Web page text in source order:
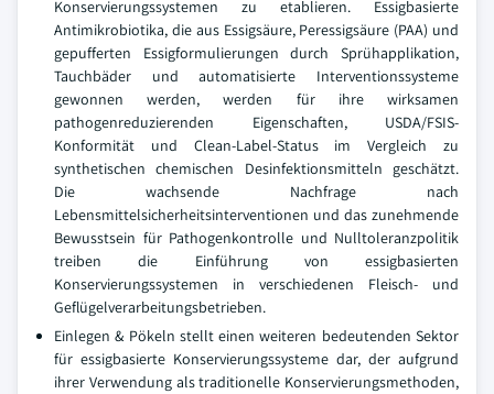
Konservierungssystemen zu etablieren. Essigbasierte
Antimikrobiotika, die aus Essigsäure, Peressigsäure (PAA) und
gepufferten Essigformulierungen durch Sprühapplikation,
Tauchbäder und automatisierte Interventionssysteme
gewonnen werden, werden für ihre wirksamen
pathogenreduzierenden Eigenschaften, USDA/FSIS-
Konformität und Clean-Label-Status im Vergleich zu
synthetischen chemischen Desinfektionsmitteln geschätzt.
Die wachsende Nachfrage nach
Lebensmittelsicherheitsinterventionen und das zunehmende
Bewusstsein für Pathogenkontrolle und Nulltoleranzpolitik
treiben die Einführung von essigbasierten
Konservierungssystemen in verschiedenen Fleisch- und
Geflügelverarbeitungsbetrieben.
Einlegen & Pökeln stellt einen weiteren bedeutenden Sektor
für essigbasierte Konservierungssysteme dar, der aufgrund
ihrer Verwendung als traditionelle Konservierungsmethoden,